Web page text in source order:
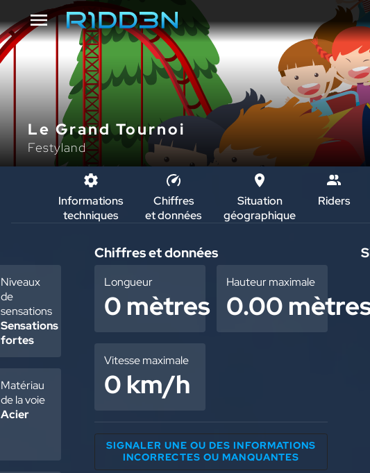
Le Grand Tournoi
Festyland
Informations
techniques
Chiffres
et données
Situation
géographique
Riders
Niveaux
de
sensations
Sensations
fortes
Matériau
de la voie
Acier
Chiffres et données
Longueur
0 mètres
Hauteur maximale
0.00
Vitesse maximale
0 km/h
SIGNALER UNE OU DES INFORMATIONS
INCORRECTES OU MANQUANTES